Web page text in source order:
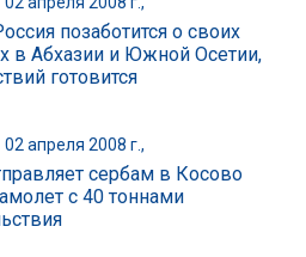
позаботится о своих
в Абхазии и Южной Осетии,
готовится
02 апреля 2008 г.,
сербам в Косово
с 40 тоннами